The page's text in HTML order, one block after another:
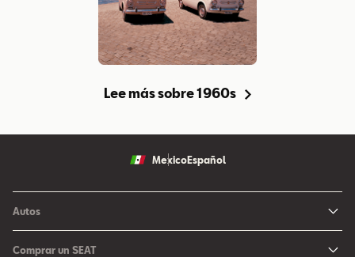
Lee más sobre 1960s
MexicoEspañol
Autos
Comprar un SEAT